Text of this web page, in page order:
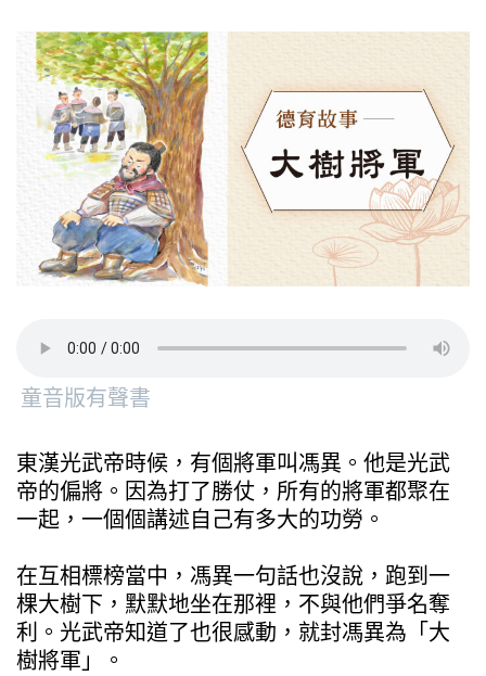
童音版有聲書
東漢光武帝時候，有個將軍叫馮異。他是光武
帝的偏將。因為打了勝仗，所有的將軍都聚在
一起，一個個講述自己有多大的功勞。
在互相標榜當中，馮異一句話也沒說，跑到一
棵大樹下，默默地坐在那裡，不與他們爭名奪
利。光武帝知道了也很感動，就封馮異為「大
樹將軍」。